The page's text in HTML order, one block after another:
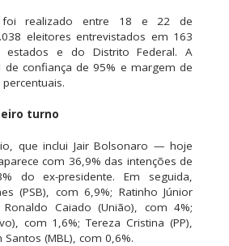
foi realizado entre 18 e 22 de
eleitores entrevistados em 163
estados e do Distrito Federal. A
de confiança de 95% e margem de
turno
que inclui Jair Bolsonaro — hoje
com 36,9% das intenções de
do ex-presidente. Em seguida,
(PSB), com 6,9%; Ratinho Júnior
Ronaldo Caiado (União), com 4%;
com 1,6%; Tereza Cristina (PP),
Santos (MBL), com 0,6%.